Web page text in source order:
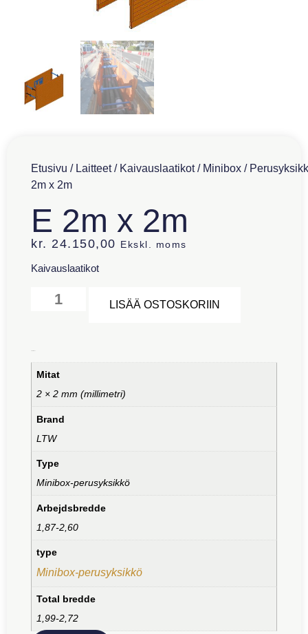
Etusivu / Laitteet/ Kaivauslaatikot/ Minibox /
2m x 2m
E 2m x 2m
kr. 24.150,00 Ekskl. moms
Kaivauslaatikot
LISÄÄ OSTOSKORIIN
Mitat
2 × 2 mm (millimetri)
Brand
LTW
Type
Minibox-perusyksikkö
Arbejdsbredde
1,87-2,60
type
Minibox-perusyksikkö
Total bredde
1,99-2,72